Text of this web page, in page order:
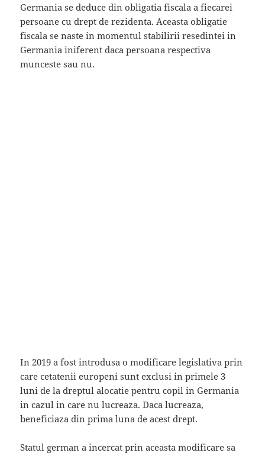
Germania se deduce din obligatia fiscala a fiecarei
persoane cu drept de rezidenta. Aceasta obligatie
fiscala se naste in momentul stabilirii resedintei in
Germania iniferent daca persoana respectiva
munceste sau nu.
In 2019 a fost introdusa o modificare legislativa prin
care cetatenii europeni sunt exclusi in primele 3
luni de la dreptul alocatie pentru copil in Germania
in cazul in care nu lucreaza. Daca lucreaza,
beneficiaza din prima luna de acest drept.
Statul german a incercat prin aceasta modificare sa